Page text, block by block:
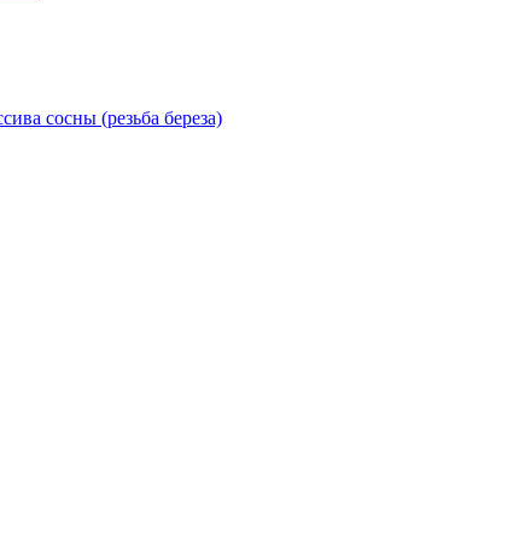
сосны (резьба береза)